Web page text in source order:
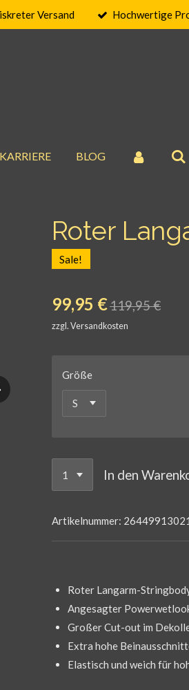
Versand Hochwertige
KARRIERE BLOG
Roter
Sale!
99,95 €119,95 €
zzgl. Versandkosten
Größe
In den
Artikelnummer:
Roter Langarm-
Angesagter
Großer Cut-out im
Extra hohe
Elastisch und weich für